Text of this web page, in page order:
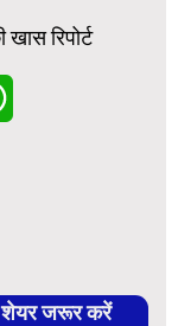
रिपोर्ट
शेयर जरूर करें